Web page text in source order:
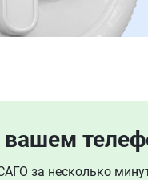
за несколько